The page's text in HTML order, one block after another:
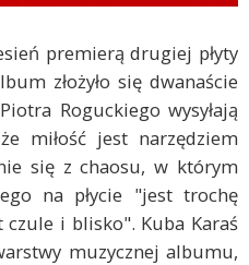
premierą drugiej płyty
złożyło się dwanaście
Roguckiego wysyłają
miłość jest narzędziem
się z chaosu, w którym
na płycie "jest trochę
i blisko". Kuba Karaś
muzycznej albumu,